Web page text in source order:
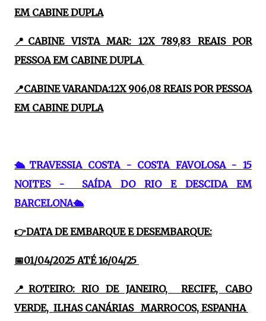
EM CABINE DUPLA
📍CABINE VISTA MAR: 12X 789,83 REAIS POR
PESSOA EM CABINE DUPLA
📍CABINE VARANDA:12X 906,08 REAIS POR PESSOA
EM CABINE DUPLA
🛳TRAVESSIA COSTA - COSTA FAVOLOSA - 15
NOITES - SAÍDA DO RIO E DESCIDA EM
BARCELONA🛳
👉DATA DE EMBARQUE E DESEMBARQUE:
📅01/04/2025 ATÉ 16/04/25
📍ROTEIRO: RIO DE JANEIRO, RECIFE, CABO
VERDE, ILHAS CANÁRIAS MARROCOS, ESPANHA